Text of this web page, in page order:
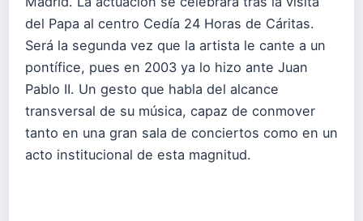
del Papa al centro Cedía 24 Horas de Cáritas.
Será la segunda vez que la artista le cante a un
pontífice, pues en 2003 ya lo hizo ante Juan
Pablo II. Un gesto que habla del alcance
transversal de su música, capaz de conmover
tanto en una gran sala de conciertos como en un
acto institucional de esta magnitud.